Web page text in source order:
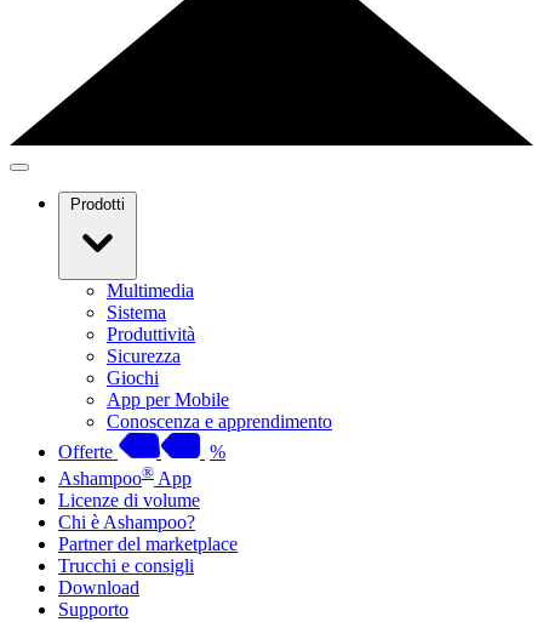
Prodotti
Multimedia
Sistema
Produttività
Sicurezza
Giochi
App per Mobile
Conoscenza e apprendimento
Offerte
%
Ashampoo® App
Licenze di volume
Chi è Ashampoo?
Partner del marketplace
Trucchi e consigli
Download
Supporto